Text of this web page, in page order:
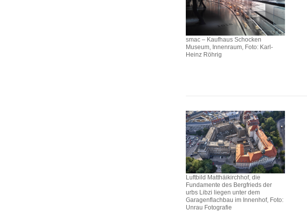
smac – Kaufhaus Schocken
Museum, Innenraum, Foto: Karl-
Heinz Röhrig
Luftbild Matthäikirchhof, die
Fundamente des Bergfrieds der
urbs Libzi liegen unter dem
Garagenflachbau im Innenhof, Foto:
Unrau Fotografie